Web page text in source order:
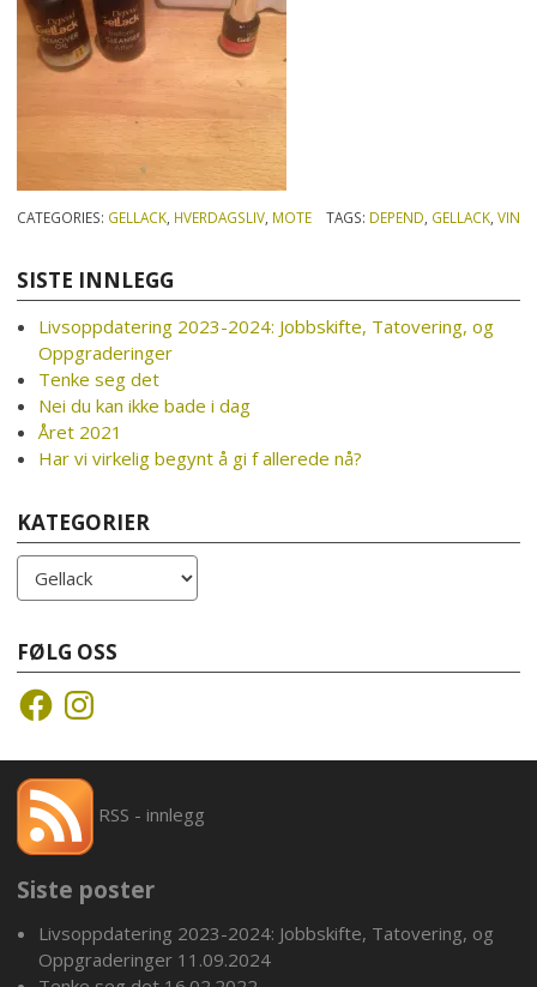
CATEGORIES: GELLACK HVERDAGSLIV MOTE TAGS: DEPEND GELLACK, VIN
SISTE INNLEGG
Livsoppdatering 2023-2024: Jobbskifte, Tatovering, og
Oppgraderinger
Tenke seg det
Nei du kan ikke bade i dag
Året 2021
Har vi virkelig begynt å gi f allerede nå?
KATEGORIER
Kategorier
FØLG OSS
FacebookInstagram
RSS - innlegg
Siste poster
Livsoppdatering 2023-2024: Jobbskifte, Tatovering, og
Oppgraderinger 11.09.2024